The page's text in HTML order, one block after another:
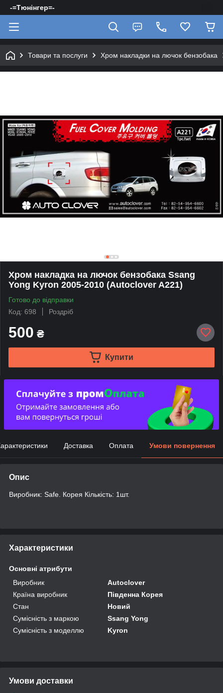
-=Тюнінгер=-
Товари та послуги Хром накладки на лючок бензобака
Хром накладка на лючок бензобака Ssang
Yong Kyron 2005-2010 (Autoclover A221)
Готово до відправки
Код: 698
Роздріб
500 ₴
Купити
Доставка Оплата Умови повернення
Опис
Виробник: Safe. Корея Кількість: 1шт.
Характеристики
Основні атрибути
Виробник
Autoclover
Країна виробник
Південна Корея
Стан
Новий
Сумісність з маркою
Ssang Yong
Сумісність з моделлю
Kyron
Умови доставки